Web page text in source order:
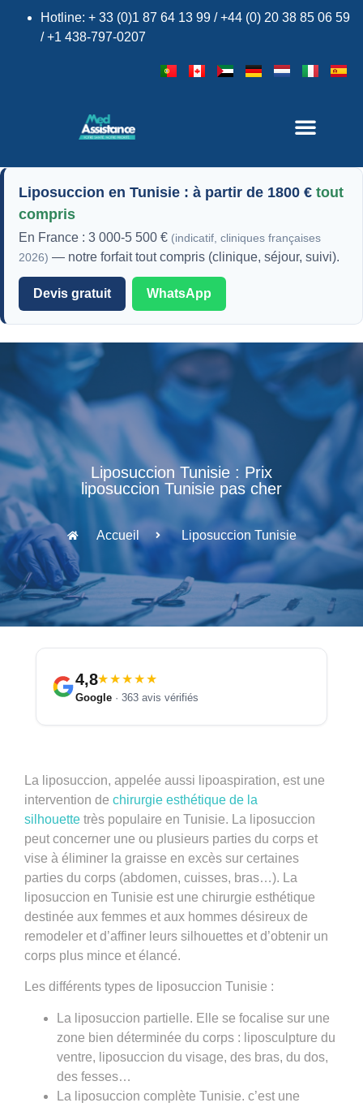
Hotline: + 33 (0)1 87 64 13 99 / +44 (0) 20 38 85 06 59
/ +1 438-797-0207
Liposuccion en Tunisie : à partir de 1800 € tout
compris
En France : 3 000-5 500 € (indicatif, cliniques françaises
2026) — notre forfaittout compris (clinique, séjour, suivi).
Devis gratuit WhatsApp
Liposuccion Tunisie : Prix
liposuccion Tunisie pas cher
Accueil Liposuccion Tunisie
4,8★★★★★
Google · 363 avis vérifiés
La liposuccion, appelée aussi lipoaspiration, est une
intervention de chirurgie esthétique de la
silhouette très populaire en Tunisie. La liposuccion
peut concerner une ou plusieurs parties du corps et
vise à éliminer la graisse en excès sur certaines
parties du corps (abdomen, cuisses, bras…). La
liposuccion en Tunisie est une chirurgie esthétique
destinée aux femmes et aux hommes désireux de
remodeler et d’affiner leurs silhouettes et d’obtenir un
corps plus mince et élancé.
Les différents types de liposuccion Tunisie :
La liposuccion partielle. Elle se focalise sur une
zone bien déterminée du corps : liposculpture du
ventre, liposuccion du visage, des bras, du dos,
des fesses…
La liposuccion complète Tunisie. c’est une